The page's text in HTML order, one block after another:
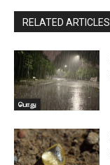
RELATED ARTICLES
பொது